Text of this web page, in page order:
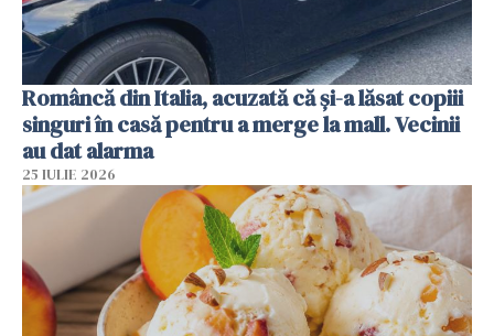
Româncă din Italia, acuzată că și-a lăsat copiii
singuri în casă pentru a merge la mall. Vecinii
au dat alarma
25 IULIE 2026